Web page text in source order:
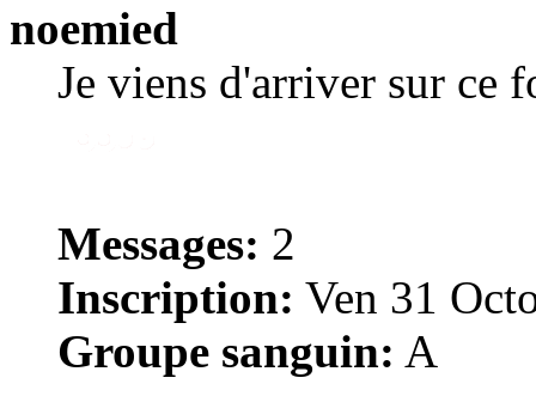
noemied
Je viens d'arriver sur ce
Messages: 2
Inscription: Ven 31
Groupe sanguin: A